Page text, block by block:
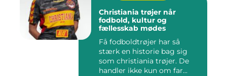
Christiania trøjer når
fodbold, kultur og
fællesskab mødes
Få fodboldtrøjer har så
stærk en historie bag sig
som christiania trøjer. De
handler ikke kun om far...